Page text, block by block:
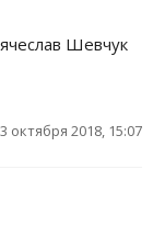
Шевчук
3 октября 2018, 15:07